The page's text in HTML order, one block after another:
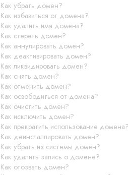
Как убрать домен?
Как избавиться от домена?
Как удалить имя домена?
Как стереть домен?
Как аннулировать домен?
Как деактивировать домен?
Как ликвидировать домен?
Как снять домен?
Как отменить домен?
Как освободиться от домена?
Как очистить домен?
Как исключить домен?
Как прекратить использование домена?
Как деинсталлировать домен?
Как убрать из системы домен?
Как удалить запись о домене?
Как отозвать домен?